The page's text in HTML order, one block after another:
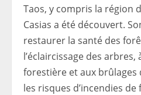
Taos, y compris la région
Casias a été découvert.
restaurer la santé des
l’éclaircissage des arbres,
forestière et aux
les risques d’incendies